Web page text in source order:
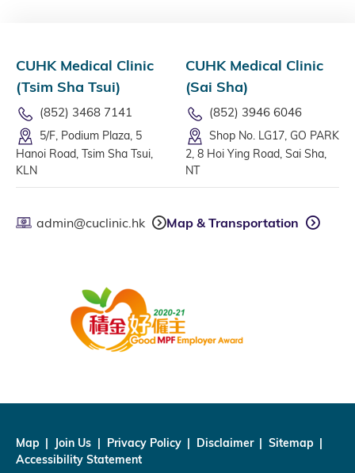
CUHK Medical Clinic
(Tsim Sha Tsui)
(852) 3468 7141
5/F, Podium Plaza, 5
Hanoi Road, Tsim Sha Tsui,
KLN
CUHK Medical Clinic
(Sai Sha)
(852) 3946 6046
Shop No. LG17, GO PARK
2, 8 Hoi Ying Road, Sai Sha,
NT
admin@cuclinic.hk Map & Transportation
Map Join Us Privacy Policy Disclaimer
Sitemap
Accessibility Statement